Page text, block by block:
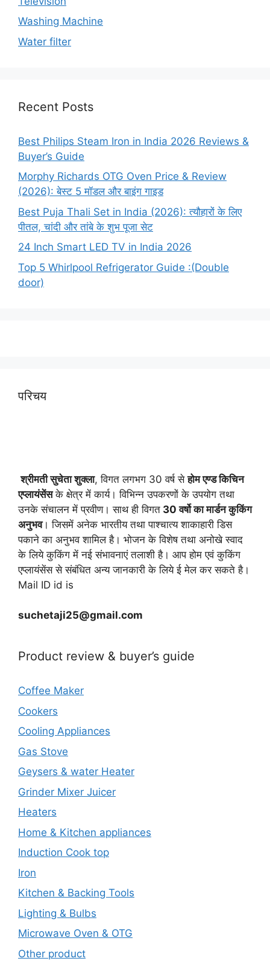
Washing Machine
Water filter
Recent Posts
Best Philips Steam Iron in India 2026 Reviews &
Buyer’s Guide
Morphy Richards OTG Oven Price & Review
(2026): बेस्ट 5 मॉडल और बाइंग गाइड
Best Puja Thali Set in India (2026): त्यौहारों के लिए
पीतल, चांदी और तांबे के शुभ पूजा सेट
24 Inch Smart LED TV in India 2026
Top 5 Whirlpool Refrigerator Guide :(Double
door)
परिचय
श्रीमती सुचेता शुक्ला, विगत लगभग 30 वर्ष सेहोम एण्ड किचिन
एप्लायंसेंसके क्षेत्र में कार्य। विभिन्न उपकरणों के उपयोग तथा
उनके संचालन में प्रवीण। साथ ही विगत 30 वर्षो का मार्डन कुकिंग
अनुभव। जिसमें अनेक भारतीय तथा पाश्चात्य शाकाहारी डिस
पकाने का अनुभव शामिल है। भोजन के विशेष तथा अनोखे स्वाद
के लिये कुकिंग में नई संभावनाएं तलाशी है। आप होम एवं कुकिंग
एप्लायंसेंस से संबंधित अन्य जानकारी के लिये ई मेल कर सकते है।
Mail ID id is
suchetaji25@gmail.com
Product review & buyer’s guide
Coffee Maker
Cookers
Cooling Appliances
Gas Stove
Geysers & water Heater
Grinder Mixer Juicer
Heaters
Home & Kitchen appliances
Induction Cook top
Iron
Kitchen & Backing Tools
Lighting & Bulbs
Microwave Oven & OTG
Other product